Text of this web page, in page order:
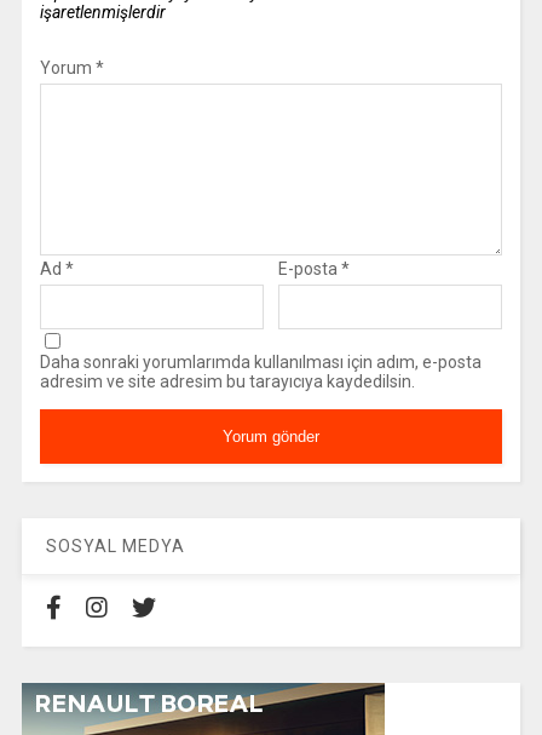
işaretlenmişlerdir
Yorum *
Ad * E-posta*
Daha sonraki yorumlarımda kullanılması için adım, e-posta
adresim ve site adresim bu tarayıcıya kaydedilsin.
SOSYAL MEDYA